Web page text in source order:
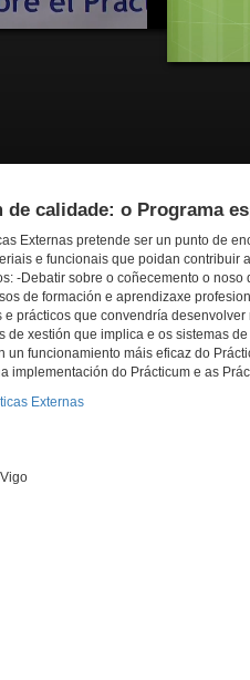
calidade: o Programa
Externas pretende ser un punto de
e funcionais que poidan
-Debatir sobre o coñecemento o
de formación e aprendizaxe
prácticos que convendría
xestión que implica e os sistemas
funcionamiento máis eficaz do
implementación do Prácticum e as
Externas